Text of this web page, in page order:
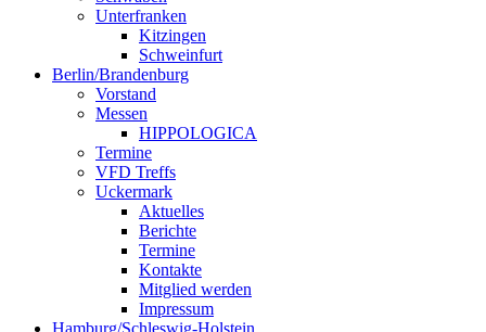
Unterfranken
Kitzingen
Schweinfurt
Berlin/Brandenburg
Vorstand
Messen
HIPPOLOGICA
Termine
VFD Treffs
Uckermark
Aktuelles
Berichte
Termine
Kontakte
Mitglied werden
Impressum
Hamburg/Schleswig-Holstein